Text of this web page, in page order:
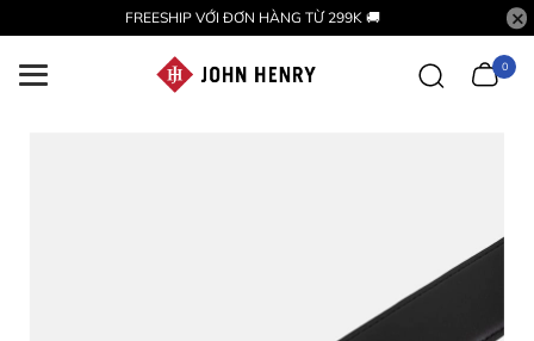
FREESHIP VỚI ĐƠN HÀNG TỪ 299K 🚚
0